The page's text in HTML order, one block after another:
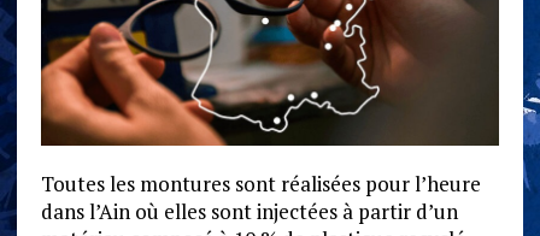
Toutes les montures sont réalisées pour l’heure
dans l’Ain où elles sont injectées à partir d’un